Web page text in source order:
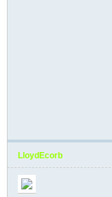
LloydEcorb